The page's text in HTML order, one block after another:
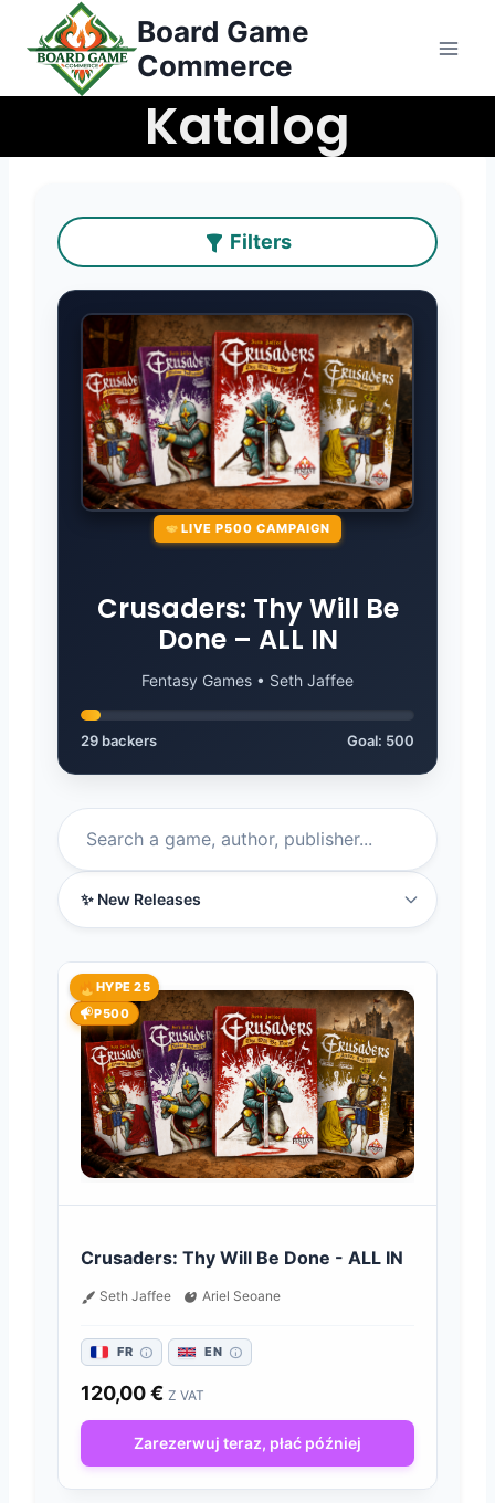
Przejdź
Board Game
Commerce
Katalog
Filters
LIVE P500 CAMPAIGN
Crusaders: Thy Will Be
Done – ALL IN
Fentasy Games • Seth Jaffee
29 backers Goal: 500
HYPE 25
P500
Crusaders: Thy Will Be Done - ALL IN
Seth Jaffee Ariel Seoane
FR EN
120,00€ Z VAT
Zarezerwuj teraz, płać później